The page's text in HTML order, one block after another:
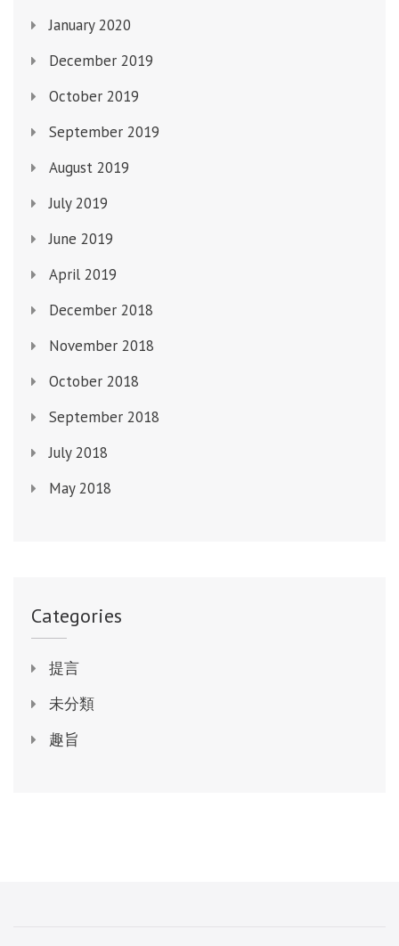
January 2020
December 2019
October 2019
September 2019
August 2019
July 2019
June 2019
April 2019
December 2018
November 2018
October 2018
September 2018
July 2018
May 2018
Categories
提言
未分類
趣旨